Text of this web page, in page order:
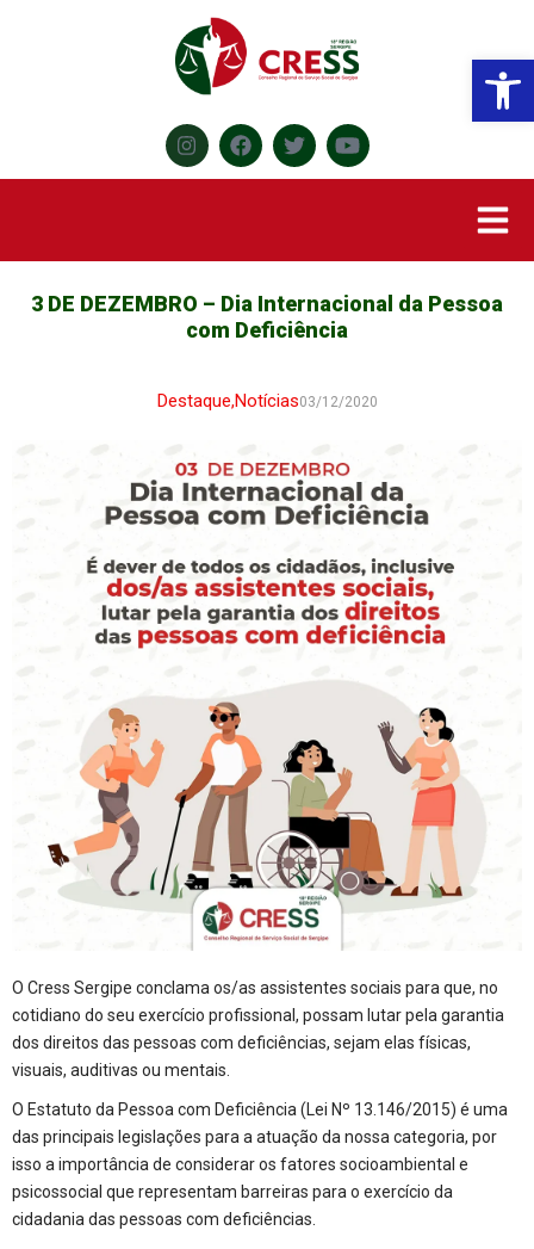
3 DE DEZEMBRO – Dia Internacional da Pessoa
com Deficiência
Destaque,Notícias03/12/2020
O Cress Sergipe conclama os/as assistentes sociais para que, no
cotidiano do seu exercício profissional, possam lutar pela garantia
dos direitos das pessoas com deficiências, sejam elas físicas,
visuais, auditivas ou mentais.
O Estatuto da Pessoa com Deficiência (Lei Nº 13.146/2015) é uma
das principais legislações para a atuação da nossa categoria, por
isso a importância de considerar os fatores socioambiental e
psicossocial que representam barreiras para o exercício da
cidadania das pessoas com deficiências.